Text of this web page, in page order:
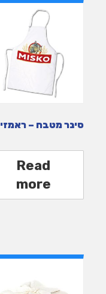
סינר מטבח – ראמזי
Read
more